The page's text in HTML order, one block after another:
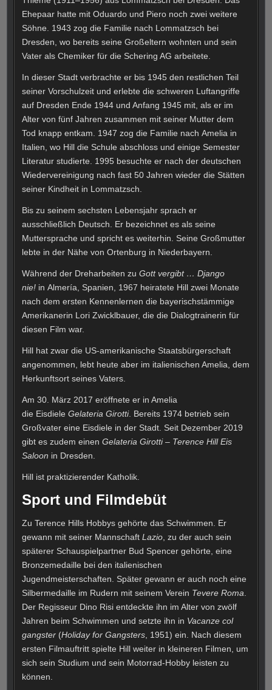
Ehepaar hatte mit Oduardo und Piero noch zwei weitere
Söhne. 1943 zog die Familie nach Lommatzsch bei
Dresden, wo bereits seine Großeltern wohnten und sein
Vater als Chemiker für die Schering AG arbeitete.
In dieser Stadt verbrachte er bis 1945 den restlichen Teil
seiner Vorschulzeit und erlebte die schweren Luftangriffe
auf Dresden Ende 1944 und Anfang 1945 mit, als er im
Alter von fünf Jahren zusammen mit seiner Mutter dem
Tod knapp entkam. 1947 zog die Familie nach Amelia in
Italien, wo Hill die Schule abschloss und einige Semester
Literatur studierte. 1995 besuchte er nach der deutschen
Wiedervereinigung nach fast 50 Jahren wieder die Stätten
seiner Kindheit in Lommatzsch.
Bis zu seinem sechsten Lebensjahr sprach er
ausschließlich Deutsch. Er bezeichnet es als seine
Muttersprache und spricht es weiterhin.
Seine Großmutter
lebte in der Nähe von Ortenburg in Niederbayern.
Während der Dreharbeiten zuGott vergibt … Django
nie! in Almería, Spanien, 1967 heiratete Hill zwei Monate
nach dem ersten Kennenlernen die bayerischstämmige
Amerikanerin Lori Zwicklbauer, die die Dialogtrainerin für
diesen Film war.
Hill hat zwar die US-amerikanische Staatsbürgerschaft
angenommen, lebt heute aber im italienischen Amelia, dem
Herkunftsort seines Vaters.
Am 30. März 2017 eröffnete er in Amelia
die EisdieleGelateria Girotti. Bereits 1974 betrieb sein
Großvater eine Eisdiele in der Stadt. Seit Dezember 2019
gibt es zudem einenGelateria Girotti – Terence Hill Eis
Saloon in Dresden.
Hill ist praktizierender Katholik.
Sport und Filmdebüt
Zu Terence Hills Hobbys gehörte das Schwimmen. Er
gewann mit seiner MannschaftLazio , zu der auch sein
späterer Schauspielpartner Bud Spencer gehörte, eine
Bronzemedaille bei den italienischen
Jugendmeisterschaften. Später gewann er auch noch eine
Silbermedaille im Rudern mit seinem Verein Tevere Roma
Der Regisseur Dino Risi entdeckte ihn im Alter von zwölf
Jahren beim Schwimmen und setzte ihn in Vacanze col
gangster (Holiday for Gangsters , 1951) ein. Nach diesem
ersten Filmauftritt spielte Hill weiter in kleineren Filmen, um
sich sein Studium und sein Motorrad-Hobby leisten zu
können.